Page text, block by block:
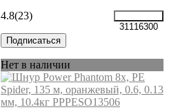
4.8(23)
31116300
Подписаться
Нет в наличии